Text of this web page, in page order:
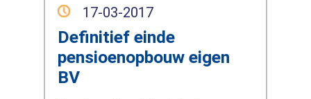
17-03-2017
Definitief einde
pensioenopbouw eigen
BV